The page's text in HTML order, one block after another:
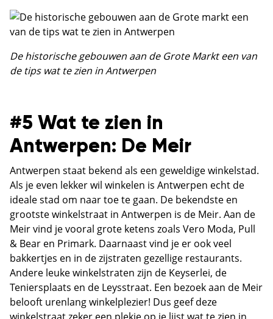
De historische gebouwen aan de Grote Markt een van
de tips wat te zien in Antwerpen
#5 Wat te zien in
Antwerpen: De Meir
Antwerpen staat bekend als een geweldige winkelstad.
Als je even lekker wil winkelen is Antwerpen echt de
ideale stad om naar toe te gaan. De bekendste en
grootste winkelstraat in Antwerpen is de Meir. Aan de
Meir vind je vooral grote ketens zoals Vero Moda, Pull
& Bear en Primark. Daarnaast vind je er ook veel
bakkertjes en in de zijstraten gezellige restaurants.
Andere leuke winkelstraten zijn de Keyserlei, de
Teniersplaats en de Leysstraat. Een bezoek aan de Meir
belooft urenlang winkelplezier! Dus geef deze